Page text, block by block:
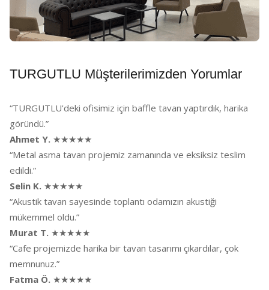
TURGUTLU Müşterilerimizden Yorumlar
“TURGUTLU'deki ofisimiz için baffle tavan yaptırdık, harika
göründü.”
Ahmet Y. ★★★★★
“Metal asma tavan projemiz zamanında ve eksiksiz teslim
edildi.”
Selin K. ★★★★★
“Akustik tavan sayesinde toplantı odamızın akustiği
mükemmel oldu.”
Murat T. ★★★★★
“Cafe projemizde harika bir tavan tasarımı çıkardılar, çok
memnunuz.”
Fatma Ö. ★★★★★